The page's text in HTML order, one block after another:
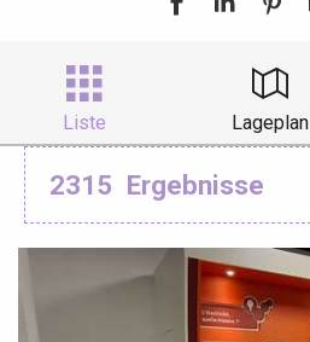
Liste Lageplan
2315 Ergebnisse